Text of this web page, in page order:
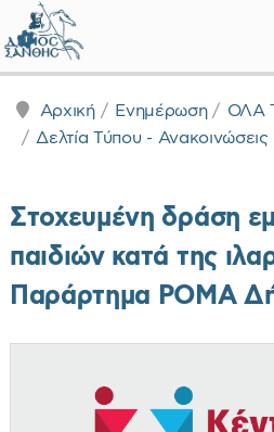
Αρχική Ενημέρωση
ΟΛΑ
Δελτία Τύπου - Ανακοινώσεις
Στοχευμένη δράση
παιδιών κατά της
Παράρτημα ΡΟΜΑ